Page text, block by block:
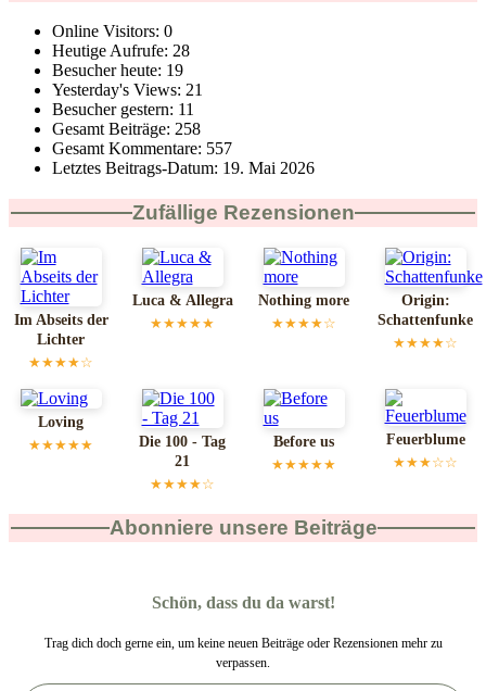
Online Visitors: 0
Heutige Aufrufe: 28
Besucher heute: 19
Yesterday's Views: 21
Besucher gestern: 11
Gesamt Beiträge: 258
Gesamt Kommentare: 557
Letztes Beitrags-Datum: 19. Mai 2026
Zufällige Rezensionen
Im Abseits der
Lichter
★★★★☆
Luca & Allegra
★★★★★
Nothing more
★★★★☆
Origin:
Schattenfunke
★★★★☆
Loving
★★★★★
Die 100 - Tag
21
★★★★☆
Before us
★★★★★
Feuerblume
★★★☆☆
Abonniere unsere Beiträge
Schön, dass du da warst!
Trag dich doch gerne ein, um keine neuen Beiträge oder Rezensionen mehr zu
verpassen.